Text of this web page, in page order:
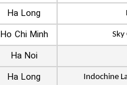
Ha Long
Sky
Ho Chi Minh
Ha Noi
Indochine
Ha Long